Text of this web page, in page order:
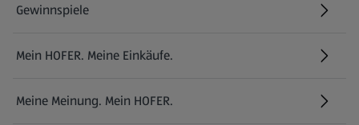
Gewinnspiele
Mein HOFER. Meine Einkäufe.
Meine Meinung. Mein HOFER.